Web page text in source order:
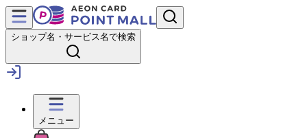
ショップ名・サービス名で検索
メニュー